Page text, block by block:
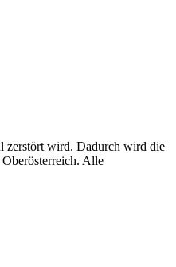
zerstört wird. Dadurch wird die
Alle